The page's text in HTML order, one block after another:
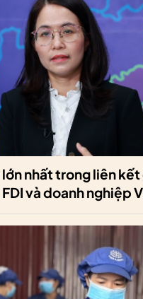
lớn nhất trong liên
và doanh nghiệp